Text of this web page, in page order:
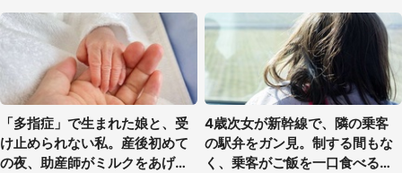
「多指症」で生まれた娘と、受
け止められない私。産後初めて
の夜、助産師がミルクをあげて
4歳次女が新幹線で、隣の乗客
の駅弁をガン見。制する間もな
く、乗客がご飯を一口食べると